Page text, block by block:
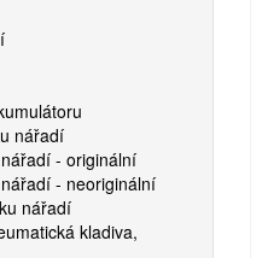
nářadí
- originální
- neoriginální
nářadí
kladiva,